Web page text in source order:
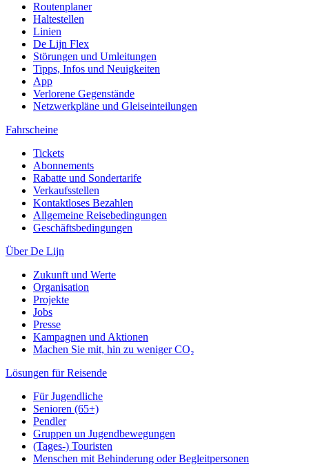
Routenplaner
Haltestellen
Linien
De Lijn Flex
Störungen und Umleitungen
Tipps, Infos und Neuigkeiten
App
Verlorene Gegenstände
Netzwerkpläne und Gleiseinteilungen
Fahrscheine
Tickets
Abonnements
Rabatte und Sondertarife
Verkaufsstellen
Kontaktloses Bezahlen
Allgemeine Reisebedingungen
Geschäftsbedingungen
Über De Lijn
Zukunft und Werte
Organisation
Projekte
Jobs
Presse
Kampagnen und Aktionen
Machen Sie mit, hin zu weniger CO₂
Lösungen für Reisende
Für Jugendliche
Senioren (65+)
Pendler
Gruppen un Jugendbewegungen
(Tages-) Touristen
Menschen mit Behinderung oder Begleitpersonen